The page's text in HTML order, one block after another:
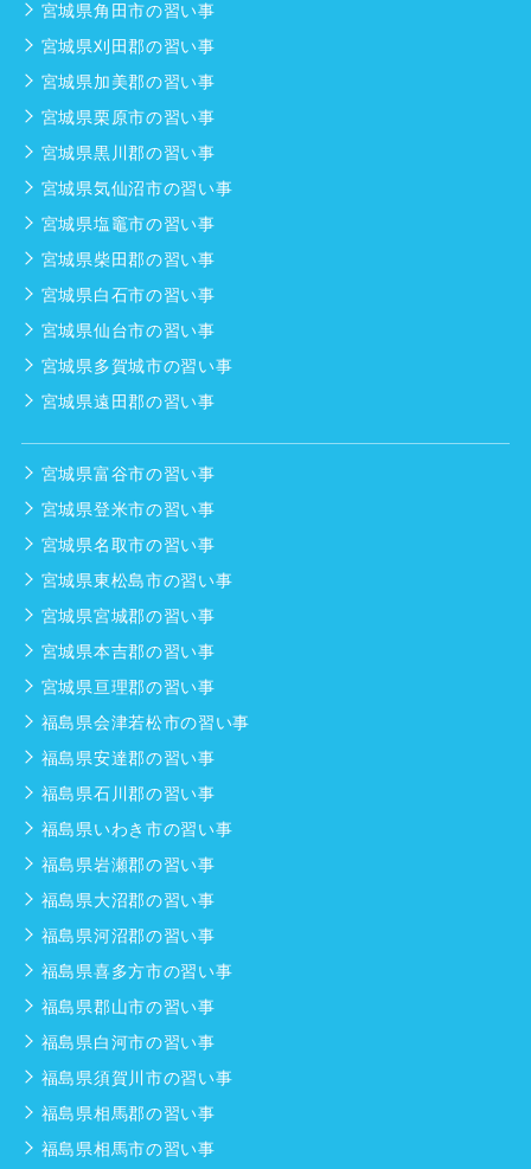
宮城県角田市の習い事
宮城県刈田郡の習い事
宮城県加美郡の習い事
宮城県栗原市の習い事
宮城県黒川郡の習い事
宮城県気仙沼市の習い事
宮城県塩竈市の習い事
宮城県柴田郡の習い事
宮城県白石市の習い事
宮城県仙台市の習い事
宮城県多賀城市の習い事
宮城県遠田郡の習い事
宮城県富谷市の習い事
宮城県登米市の習い事
宮城県名取市の習い事
宮城県東松島市の習い事
宮城県宮城郡の習い事
宮城県本吉郡の習い事
宮城県亘理郡の習い事
福島県会津若松市の習い事
福島県安達郡の習い事
福島県石川郡の習い事
福島県いわき市の習い事
福島県岩瀬郡の習い事
福島県大沼郡の習い事
福島県河沼郡の習い事
福島県喜多方市の習い事
福島県郡山市の習い事
福島県白河市の習い事
福島県須賀川市の習い事
福島県相馬郡の習い事
福島県相馬市の習い事